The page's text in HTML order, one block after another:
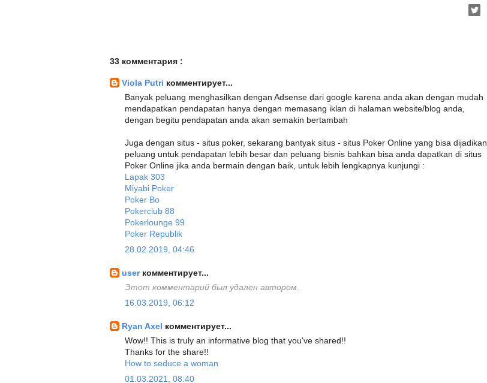
33 комментария :
Viola Putri комментирует...
Banyak peluang menghasilkan dengan Adsense dari google karena anda akan dengan mudah
mendapatkan pendapatan hanya dengan memasang iklan di halaman website/blog anda,
dengan begitu pendapatan anda akan semakin bertambah
Juga dengan situs - situs poker, sekarang bantyak situs - situs Poker Online yang bisa dijadikan
peluang untuk pendapatan lebih besar dan peluang bisnis bahkan bisa anda dapatkan di situs
Poker Online jika anda bermain dengan baik, untuk lebih lengkapnya kunjungi :
Lapak 303
Miyabi Poker
Poker Bo
Pokerclub 88
Pokerlounge 99
Poker Republik
28.02.2019, 04:46
user комментирует...
Этот комментарий был удален автором.
16.03.2019, 06:12
Ryan Axel комментирует...
Wow!! This is truly an informative blog that you've shared!!
Thanks for the share!!
How to seduce a woman
01.03.2021, 08:40